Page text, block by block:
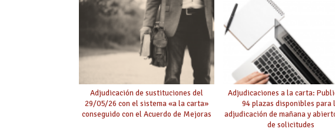
Adjudicación de sustituciones del
29/05/26 con el sistema «a la carta»
conseguido con el Acuerdo de Mejoras
Adjudicaciones a la carta:
94 plazas disponibles para
adjudicación de mañana y
de solicitudes